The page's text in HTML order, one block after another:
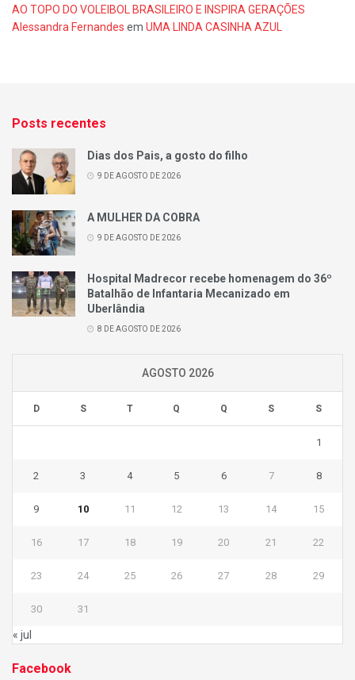
AO TOPO DO VOLEIBOL BRASILEIRO E INSPIRA GERAÇÕES
Alessandra Fernandes em UMA LINDA CASINHA AZUL
Posts recentes
Dias dos Pais, a gosto do filho
9 DE AGOSTO DE 2026
A MULHER DA COBRA
9 DE AGOSTO DE 2026
Hospital Madrecor recebe homenagem do 36º
Batalhão de Infantaria Mecanizado em
Uberlândia
8 DE AGOSTO DE 2026
AGOSTO 2026
D S T Q Q S S
1
2 3 4 5 6 7 8
9 10 11 12 13 14 15
16 17 18 19 20 21 22
23 24 25 26 27 28 29
30 31
« jul
Facebook